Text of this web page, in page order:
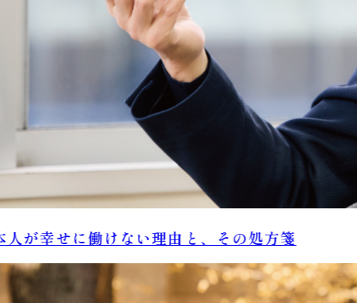
幸せに働けない理由と、その処方箋